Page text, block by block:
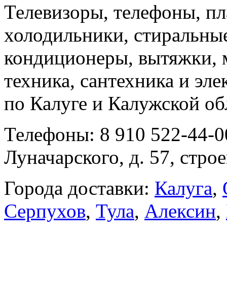
Телевизоры, телефоны,
холодильники,
кондиционеры, вытяжки,
техника, сантехника и
по Калуге и Калужской
Телефоны: 8 910 522-44-
Луначарского, д. 57,
Города доставки: Калуга,
Серпухов, Тула, Алексин,